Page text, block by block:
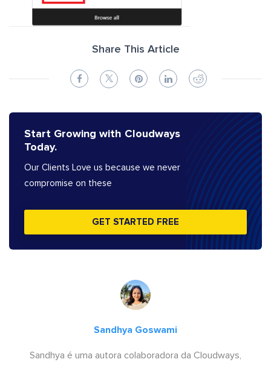
Share This Article
Start Growing with Cloudways
Today.
Our Clients Love us because we never
compromise on these
GET STARTED FREE
Sandhya Goswami
Sandhya é uma autora colaboradora da Cloudways,